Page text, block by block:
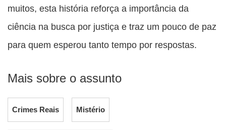
muitos, esta história reforça a importância da
ciência na busca por justiça e traz um pouco de paz
para quem esperou tanto tempo por respostas.
Mais sobre o assunto
Crimes Reais Mistério